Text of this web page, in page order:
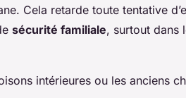
Cela retarde toute tentative
sécurité familiale, surtout dans
intérieures ou les anciens